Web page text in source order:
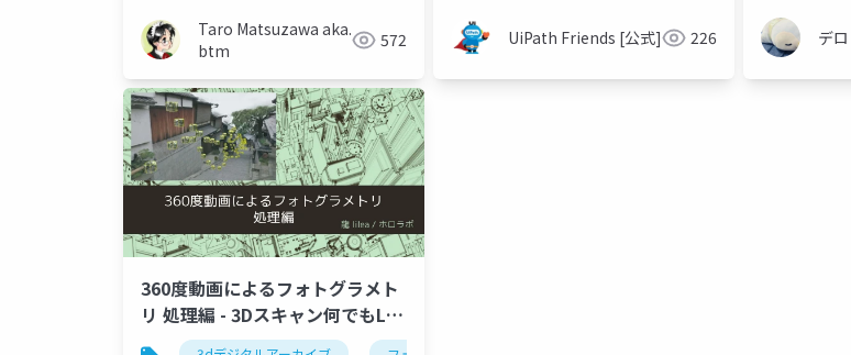
Taro Matsuzawa aka.
btm
572 UiPath Friends [公式] 226 デロ
360度動画によるフォトグラメト
リ 処理編 - 3Dスキャン何でもLT
会